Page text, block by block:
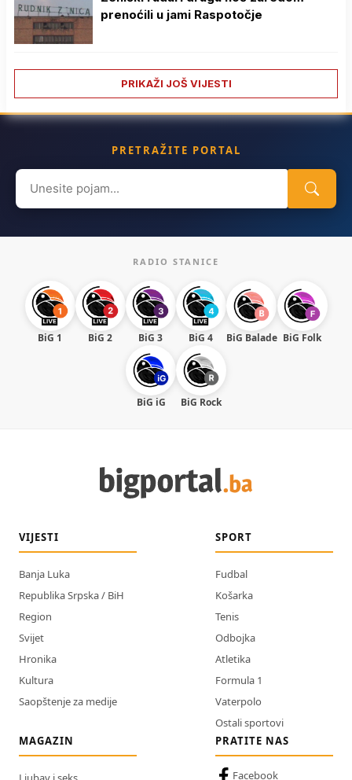
prenoćili u jami Raspotočje
PRIKAŽI JOŠ VIJESTI
PRETRAŽITE PORTAL
Search
for:
RADIO STANICE
BiG 1 BiG 2 BiG 3 BiG 4 BiG Balade BiG Folk
BiG iG BiG Rock
VIJESTI
Banja Luka
Republika Srpska / BiH
Region
Svijet
Hronika
Kultura
Saopštenje za medije
SPORT
Fudbal
Košarka
Tenis
Odbojka
Atletika
Formula 1
Vaterpolo
Ostali sportovi
MAGAZIN
PRATITE NAS
Facebook